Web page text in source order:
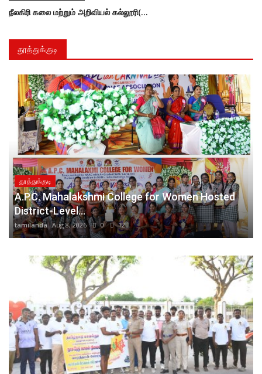
தூத்துக்குடியில் மத்திய அரசுக்கு சொந்தமான நிலங்களில் உப்பு உற்பத்தி : தொழிலதிபர்கள் மிகப்பெரிய கோடீஸ்வரர்களானர்.
தூத்துக்குடி வடக்கு மாவட்ட கழக பொறுப்பாளராக நியமிக்கப்பட்ட அதிமுக அமைப்பு செயலாளரும் தூத்துக்குடி தெற்கு மாவட்ட செயலாளருமான முன்னாள் அமைச்சர் எஸ்.பி. சண்முகநாதன் சென்னை தலைமைக் கழக அலுவலகத்தில் அதிமுக பொதுச்செயலாளரும் முன்னாள் முதலமைச்சருமான எடப்பாடி கே.பழனிசாமி அவர்களை நேரில் சந்தித்து வாழ்த்து பெற்றார்.
தூத்துக்குடியில் உள்ள உலக புகழ்பெற்ற பனிமய மாதா பேராலய திருவிழா. வரும் 26 ஆம் தேதி கொடியேற்றத்துடன் துவக்கம்., பங்குத்தந்தை ஜான் செல்வம் பேட்டி.!
தூத்துக்குடி பத்திரிகையாளர்கள் வீட்டு மணை கோரிக்கைைய முதல்வா் விஜய் நிறைவேற்ற வேண்டும் தூத்துக்குடி பத்திாிகையாளர்கள் கோாிக்கை
ஐஏஎஸ் ஐபிஎஸ் ஐ ஆர் எஸ் போன்ற பயிற்சி பெறும் மாணவர்களுக்கு முறையான பயிற்சியும் இலவச தங்கும் விடுதியில் இலவச உணவும் தரமான முறையில் வழங்க தமிழ்நாடு அருந்ததியர் சங்க மாநில தலைவர் கே ஏ வரதராஜன், மாநில அரசுக்கும் மத்திய அரசுக்கும் வேண்டுகோள்
தூத்துக்குடி தனசேகர் நகரில் உள்ள மதுபான கடை மற்றும் பார் ஆகியவை நாளுக்கு நாள் கூட்டம் அதிகமாகிக் கொண்டிருக்கிறது. : காங்கிரஸ் தலைவர்கள் போராட்டம் அறிவிப்பு
தூத்துக்குடி சிறுமியின் இதய சிகிச்சைக்கு நிதி உதவி அமைச்சர் ஸ்ரீநாத் வழங்கினார்.
தூத்துக்குடி மாவட்ட அனைத்து அரசுத் துறை ஓட்டுனர்கள் சங்க புதிய தலைவர்- செயலாளர் தேர்வு.
தைவான் நாட்டில் கைது செய்யபட்ட இளைஞர்., ரூ.4 லட்சம் மோசடி? – மகனை மீட்டுத் தரக் கோரி பெற்றோர் மாவட்ட ஆட்சியர், எஸ்.பி.யிடம் புகார்.!
தூத்துக்குடி மாவட்ட அனைத்து அரசுத் துறை ஓட்டுனர்கள் சங்க புதிய தலைவர்- செயலாளர் தேர்வு.
தூத்துக்குடிக்கு விஜய் வந்து சென்ற பிறகு மிகப்பொிய எழுச்சி தமிழகத்தில் ஏற்பட்டது. நலத்திட்ட உதவிகள்
A.P.C. Mahalakshmi College for Women Hosted District-Level Inter-school event featuring Maha Quiz contest and Cultural Competitions ( APCIAN CARNIVAL 2K26) at Thoothukudi on August 7, 2026.
நாசரேத்தில் போதை ஒழிப்பு தினத்தை முன்னிட்டு மாரத்தான் போட்டி
நீலகிரி கலை மற்றும் அறிவியல் கல்லூரி(தன்னாட்சி) தாளூர்-கல்லூரி வளாகத்தில் பெற்றோர் ஆசிரியர் கழகச் செயற்குழுக் கூட்டம்
தூத்துக்குடி
தூத்துக்குடி
A.P.C. Mahalakshmi College for Women Hosted
District-Level...
tamilanda Aug 8, 2026 0 12